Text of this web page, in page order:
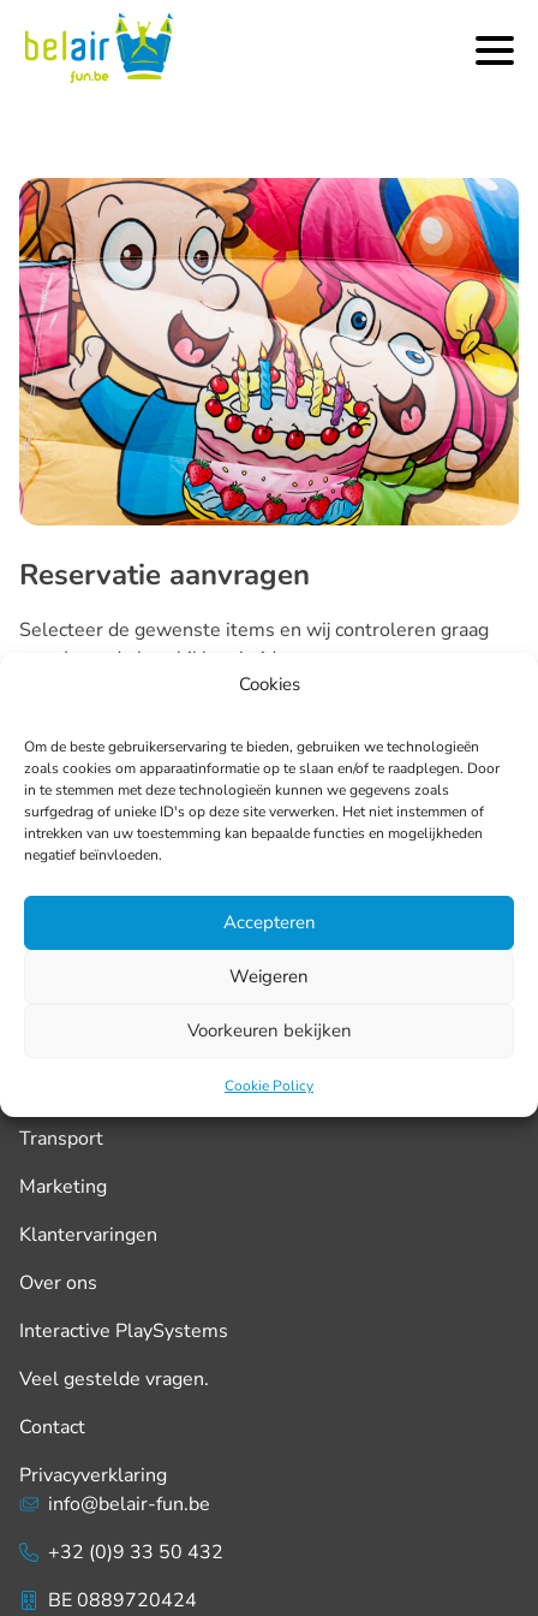
Cookies
Om de beste gebruikerservaring te bieden, gebruiken we technologieën
zoals cookies om apparaatinformatie op te slaan en/of te raadplegen. Door
in te stemmen met deze technologieën kunnen we gegevens zoals
surfgedrag of unieke ID's op deze site verwerken. Het niet instemmen of
intrekken van uw toestemming kan bepaalde functies en mogelijkheden
negatief beïnvloeden.
Accepteren
Weigeren
Voorkeuren bekijken
Cookie Policy
Reservatie aanvragen
Selecteer de gewenste items en wij controleren graag
voor Jouw de beschikbaarheid.
Transport
Marketing
Klantervaringen
Over ons
Interactive PlaySystems
Veel gestelde vragen.
Contact
Privacyverklaring
info@belair-fun.be
+32 (0)9 33 50 432
BE 0889720424